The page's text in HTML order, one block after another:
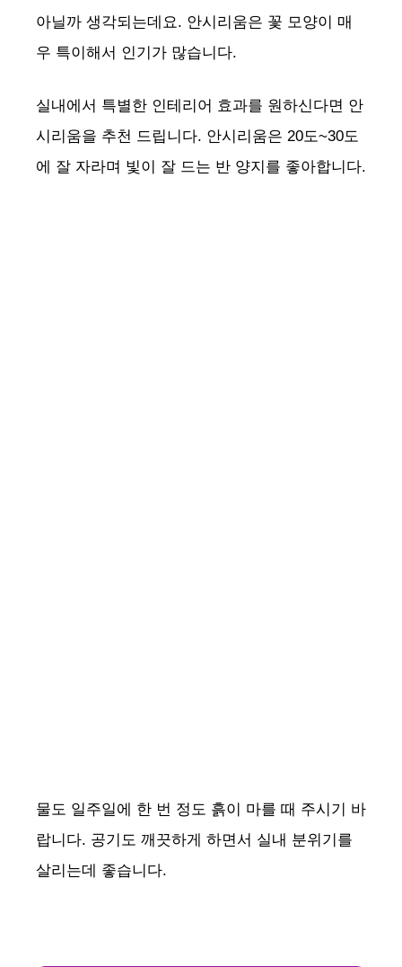
아닐까 생각되는데요. 안시리움은 꽃 모양이 매
우 특이해서 인기가 많습니다.
실내에서 특별한 인테리어 효과를 원하신다면 안
시리움을 추천 드립니다. 안시리움은 20도~30도
에 잘 자라며 빛이 잘 드는 반 양지를 좋아합니다.
물도 일주일에 한 번 정도 흙이 마를 때 주시기 바
랍니다. 공기도 깨끗하게 하면서 실내 분위기를
살리는데 좋습니다.